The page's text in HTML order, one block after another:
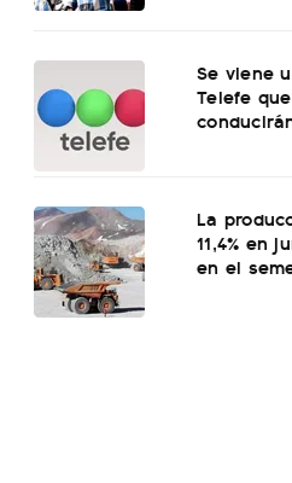
Se viene
Telefe
La
11,4% en
en el